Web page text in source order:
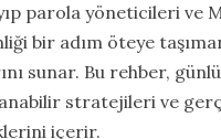
parola yöneticileri ve
bir adım öteye
sunar. Bu rehber,
stratejileri ve
içerir.